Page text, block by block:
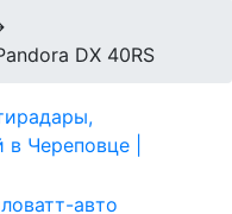
DX 40RS